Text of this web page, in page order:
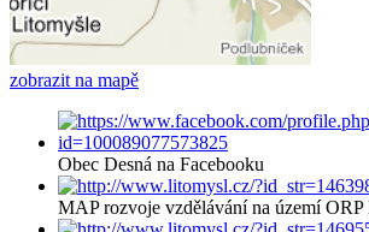
zobrazit na mapě
Obec Desná na Facebooku
MAP rozvoje vzdělávání na území